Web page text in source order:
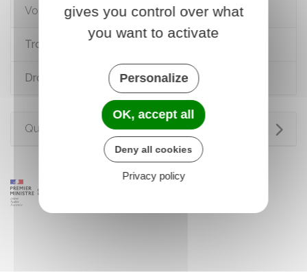
Voir aussi
Troubles de voisinage
Droits des copropriétaires
Questions ? Réponses !
gives you control over what
you want to activate
Personalize
OK, accept all
Deny all cookies
Privacy policy